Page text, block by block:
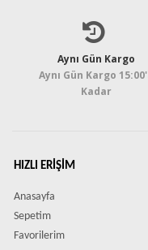
Aynı Gün Kargo
Aynı Gün Kargo
Kadar
HIZLI ERIŞIM
Anasayfa
Sepetim
Favorilerim